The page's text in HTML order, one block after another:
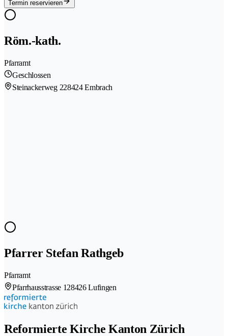
Termin reservieren
Röm.-kath.
Pfarramt
Geschlossen
Steinackerweg 228424 Embrach
Pfarrer Stefan Rathgeb
Pfarramt
Pfarrhausstrasse 128426 Lufingen
Reformierte Kirche Kanton Zürich